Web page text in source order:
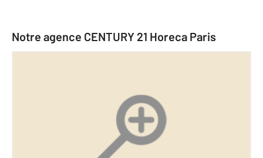
Notre agence CENTURY 21 Horeca Paris